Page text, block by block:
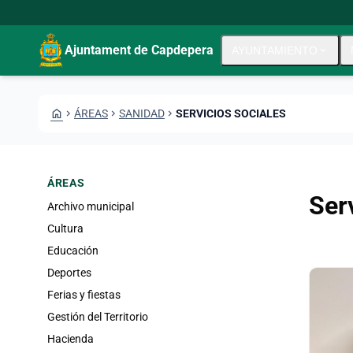
Ajuntament de Capdepera
HOME CHEVRON_RIGHT ÁREAS CHEVRON_RIGHT SANIDAD CHEVRON_RIGHT SERVICIOS SOCIALES
ÁREAS
Archivo municipal
Cultura
Educación
Deportes
Ferias y fiestas
Gestión del Territorio
Hacienda